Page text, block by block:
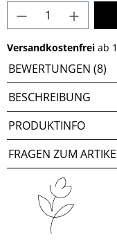
Produkt
Versandkostenfrei ab
BEWERTUNGEN (8)
BESCHREIBUNG
PRODUKTINFO
FRAGEN ZUM